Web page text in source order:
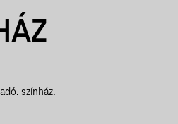
színház.